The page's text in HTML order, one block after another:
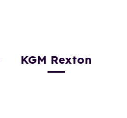
KGM Rexton